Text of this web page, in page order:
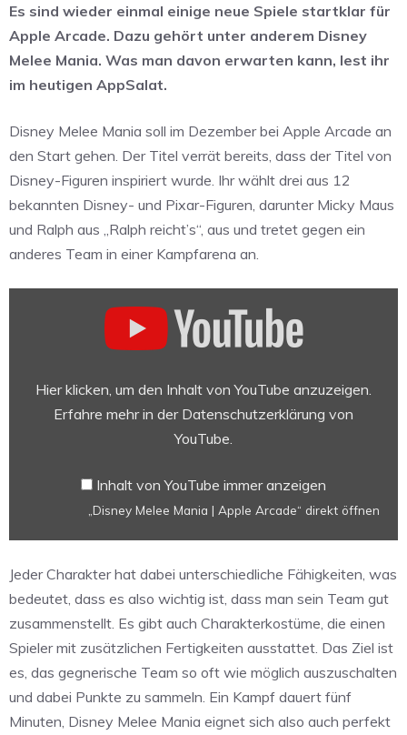
Es sind wieder einmal einige neue Spiele startklar für
Apple Arcade. Dazu gehört unter anderem Disney
Melee Mania. Was man davon erwarten kann, lest ihr
im heutigen AppSalat.
Disney Melee Mania soll im Dezember bei Apple Arcade an
den Start gehen. Der Titel verrät bereits, dass der Titel von
Disney-Figuren inspiriert wurde. Ihr wählt drei aus 12
bekannten Disney- und Pixar-Figuren, darunter Micky Maus
und Ralph aus „Ralph reicht’s“, aus und tretet gegen ein
anderes Team in einer Kampfarena an.
Apple
Arcade“
Hier klicken, um den Inhalt von YouTube anzuzeigen.
Erfahre mehr in der Datenschutzerklärung von
YouTube
Inhalt von YouTube immer anzeigen
„Disney Melee Mania | Apple Arcade“ direkt öffnen
Jeder Charakter hat dabei unterschiedliche Fähigkeiten, was
bedeutet, dass es also wichtig ist, dass man sein Team gut
zusammenstellt. Es gibt auch Charakterkostüme, die einen
Spieler mit zusätzlichen Fertigkeiten ausstattet. Das Ziel ist
es, das gegnerische Team so oft wie möglich auszuschalten
und dabei Punkte zu sammeln. Ein Kampf dauert fünf
Minuten, Disney Melee Mania eignet sich also auch perfekt